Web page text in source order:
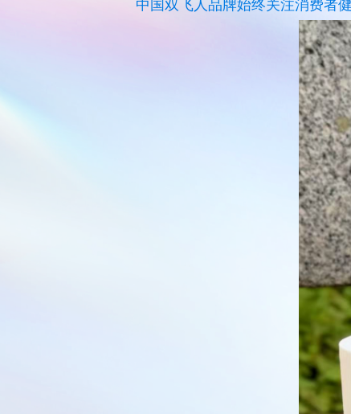
中国双飞人品牌始终关注消费者